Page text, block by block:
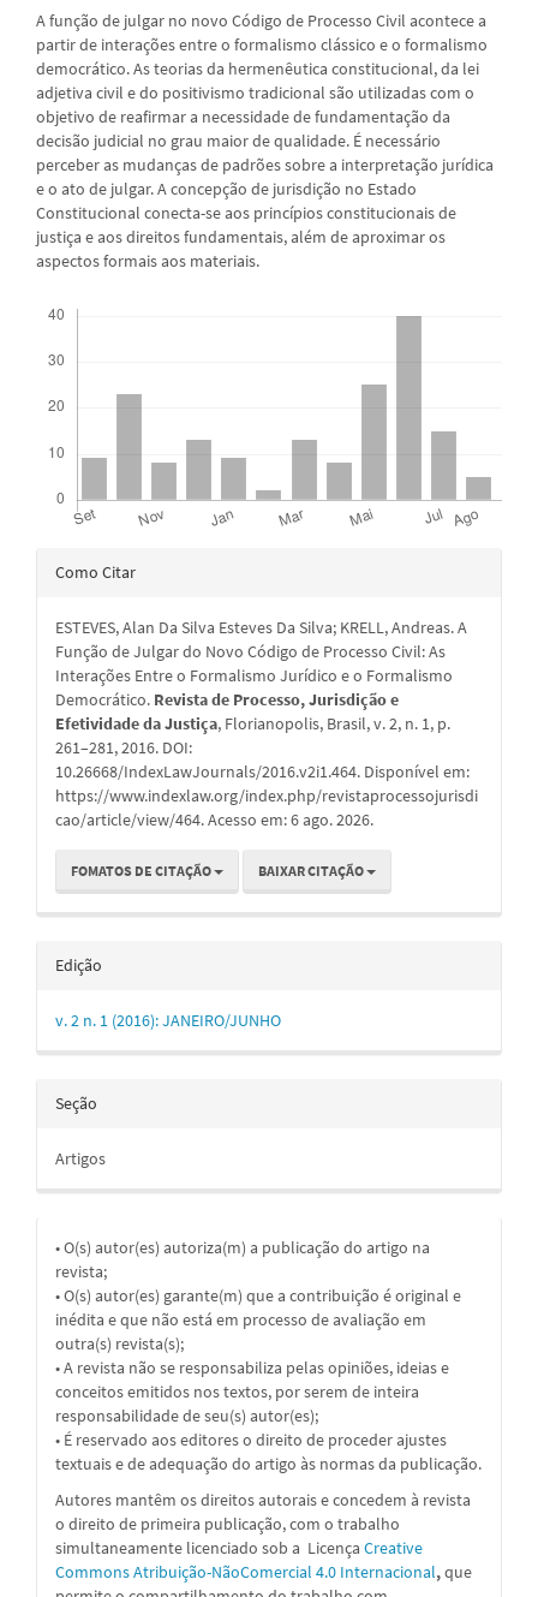
A função de julgar no novo Código de Processo Civil acontece a
partir de interações entre o formalismo clássico e o formalismo
democrático. As teorias da hermenêutica constitucional, da lei
adjetiva civil e do positivismo tradicional são utilizadas com o
objetivo de reafirmar a necessidade de fundamentação da
decisão judicial no grau maior de qualidade. É necessário
perceber as mudanças de padrões sobre a interpretação jurídica
e o ato de julgar. A concepção de jurisdição no Estado
Constitucional conecta-se aos princípios constitucionais de
justiça e aos direitos fundamentais, além de aproximar os
aspectos formais aos materiais.
Detalhes
artigo
Como Citar
ESTEVES, Alan Da Silva Esteves Da Silva; KRELL, Andreas. A
Função de Julgar do Novo Código de Processo Civil: As
Interações Entre o Formalismo Jurídico e o Formalismo
Democrático. Revista de Processo, Jurisdição e
Efetividade da Justiça, Florianopolis, Brasil, v. 2, n. 1, p.
261–281, 2016. DOI:
10.26668/IndexLawJournals/2016.v2i1.464. Disponível em:
https://www.indexlaw.org/index.php/revistaprocessojurisdi
cao/article/view/464. Acesso em: 6 ago. 2026.
FOMATOS DE CITAÇÃO BAIXAR CITAÇÃO
Edição
v. 2 n. 1 (2016): JANEIRO/JUNHO
Seção
Artigos
• O(s) autor(es) autoriza(m) a publicação do artigo na
revista;
• O(s) autor(es) garante(m) que a contribuição é original e
inédita e que não está em processo de avaliação em
outra(s) revista(s);
• A revista não se responsabiliza pelas opiniões, ideias e
conceitos emitidos nos textos, por serem de inteira
responsabilidade de seu(s) autor(es);
• É reservado aos editores o direito de proceder ajustes
textuais e de adequação do artigo às normas da publicação.
Autores mantêm os direitos autorais e concedem à revista
o direito de primeira publicação, com o trabalho
simultaneamente licenciado sob a Licença Creative
Commons Atribuição-NãoComercial 4.0 Internacional,que